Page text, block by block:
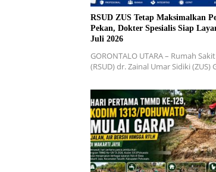
RSUD ZUS Tetap Maksimalkan
Pekan, Dokter Spesialis Siap
Juli 2026
GORONTALO UTARA – Rumah
(RSUD) dr. Zainal Umar Sidiki